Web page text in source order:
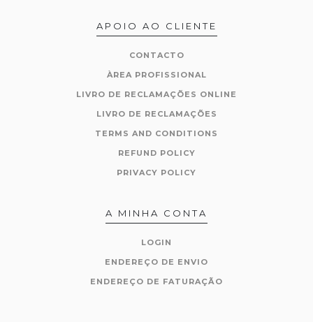
APOIO AO CLIENTE
CONTACTO
ÀREA PROFISSIONAL
LIVRO DE RECLAMAÇÕES ONLINE
LIVRO DE RECLAMAÇÕES
TERMS AND CONDITIONS
REFUND POLICY
PRIVACY POLICY
A MINHA CONTA
LOGIN
ENDEREÇO DE ENVIO
ENDEREÇO DE FATURAÇÃO